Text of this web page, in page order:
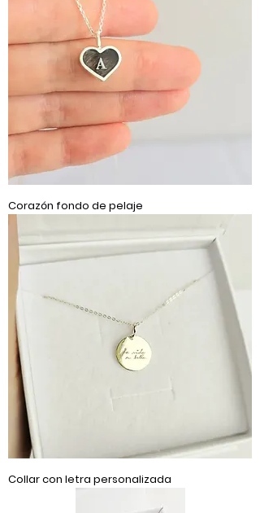
Corazón fondo de pelaje
Collar con letra personalizada